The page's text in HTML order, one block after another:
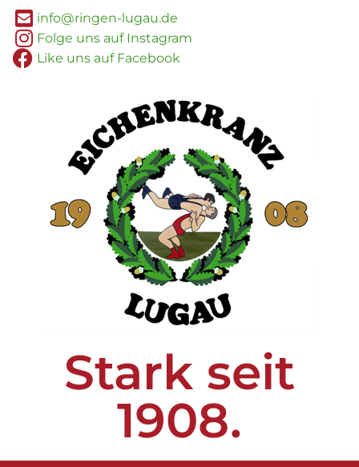
info@ringen-lugau.de
Folge uns auf Instagram
Like uns auf Facebook
Stark seit
1908.